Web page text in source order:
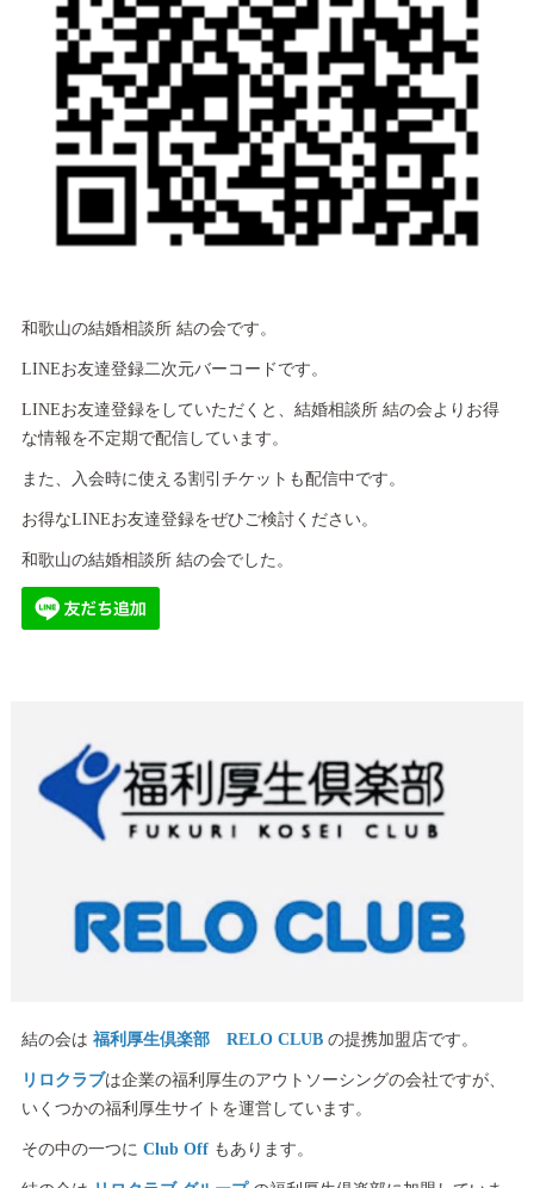
和歌山の結婚相談所 結の会です。
LINEお友達登録二次元バーコードです。
LINEお友達登録をしていただくと、結婚相談所 結の会よりお得
な情報を不定期で配信しています。
また、入会時に使える割引チケットも配信中です。
お得なLINEお友達登録をぜひご検討ください。
和歌山の結婚相談所 結の会でした。
結の会は 福利厚生倶楽部 RELO CLUBの提携加盟店です。
リロクラブは企業の福利厚生のアウトソーシングの会社ですが、
いくつかの福利厚生サイトを運営しています。
その中の一つに Club Offもあります。